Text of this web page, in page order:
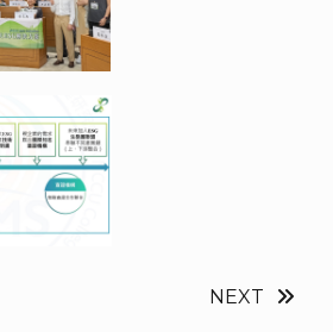
NEXT